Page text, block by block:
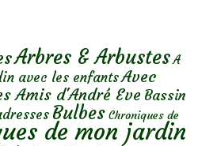
Arbres & Arbustes A
avec les enfantsAvec
Amis d'André Eve Bassin
Bulbes Chroniques de
de mon jardin